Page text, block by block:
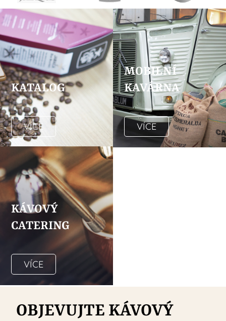
KATALOG
VÍCE
MOBILNÍ
KAVÁRNA
VÍCE
KÁVOVÝ
CATERING
VÍCE
OBJEVUJTE KÁVOVÝ